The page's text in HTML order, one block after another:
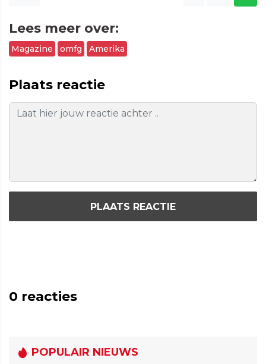
Lees meer over:
Magazine omfg Amerika
Plaats reactie
PLAATS REACTIE
0 reacties
POPULAIR NIEUWS